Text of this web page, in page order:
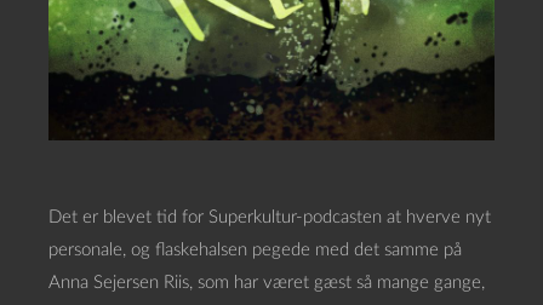
Det er blevet tid for Superkultur-podcasten at hverve nyt
personale, og flaskehalsen pegede med det samme på
Anna Sejersen Riis, som har været gæst så mange gange,